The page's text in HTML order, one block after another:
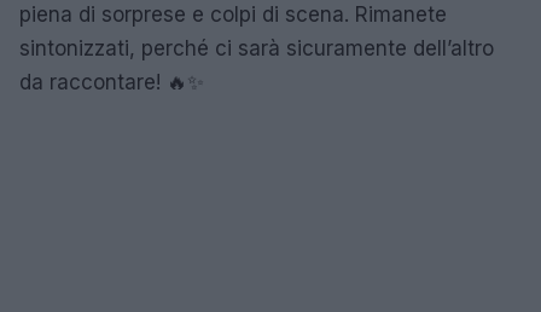
piena di sorprese e colpi di scena. Rimanete
sintonizzati, perché ci sarà sicuramente dell’altro
da raccontare! 🔥✨